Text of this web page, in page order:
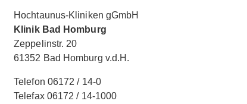
Hochtaunus-Kliniken gGmbH
Klinik Bad Homburg
Zeppelinstr. 20
61352 Bad Homburg v.d.H.
Telefon 06172 / 14-0
Telefax 06172 / 14-1000